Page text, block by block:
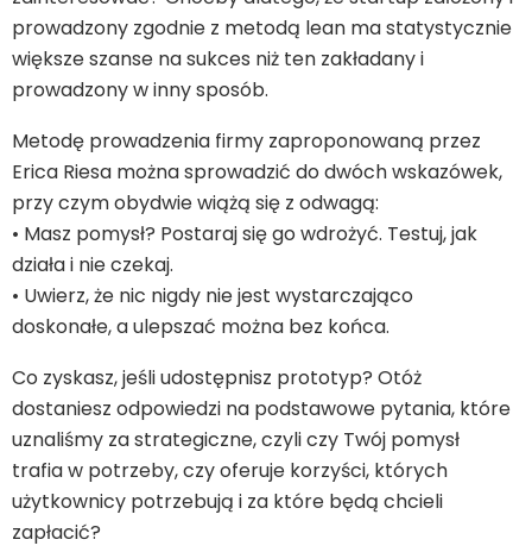
prowadzony zgodnie z metodą lean ma statystycznie
większe szanse na sukces niż ten zakładany i
prowadzony w inny sposób.
Metodę prowadzenia firmy zaproponowaną przez
Erica Riesa można sprowadzić do dwóch wskazówek,
przy czym obydwie wiążą się z odwagą:
• Masz pomysł? Postaraj się go wdrożyć. Testuj, jak
działa i nie czekaj.
• Uwierz, że nic nigdy nie jest wystarczająco
doskonałe, a ulepszać można bez końca.
Co zyskasz, jeśli udostępnisz prototyp? Otóż
dostaniesz odpowiedzi na podstawowe pytania, które
uznaliśmy za strategiczne, czyli czy Twój pomysł
trafia w potrzeby, czy oferuje korzyści, których
użytkownicy potrzebują i za które będą chcieli
zapłacić?